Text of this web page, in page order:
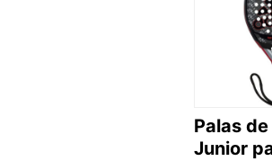
Palas
Junior